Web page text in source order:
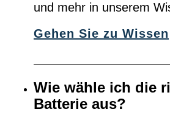
und mehr in unserem
Gehen Sie zu Wissen
Wie wähle ich die
Batterie aus?